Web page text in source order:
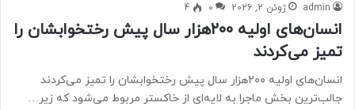
admin ژوئن 2, 2026 0
4
انسان‌های اولیه ۲۰۰هزار سال پیش رختخوابشان را
تمیز می‌کردند
انسان‌های اولیه ۲۰۰هزار سال پیش رختخوابشان را تمیز می‌کردند
جالب‌ترین بخش ماجرا به لایه‌ای از خاکستر مربوط می‌شود که زیر…